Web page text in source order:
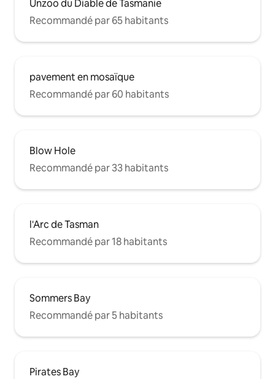
Unzoo du Diable de Tasmanie
Recommandé par 65 habitants
pavement en mosaïque
Recommandé par 60 habitants
Blow Hole
Recommandé par 33 habitants
l'Arc de Tasman
Recommandé par 18 habitants
Sommers Bay
Recommandé par 5 habitants
Pirates Bay